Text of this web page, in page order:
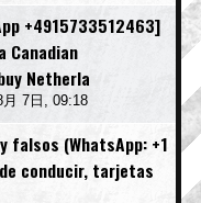
+4915733512463]
Canadian
Netherla
月 7日, 09:18
falsos (WhatsApp: +1
conducir, tarjetas